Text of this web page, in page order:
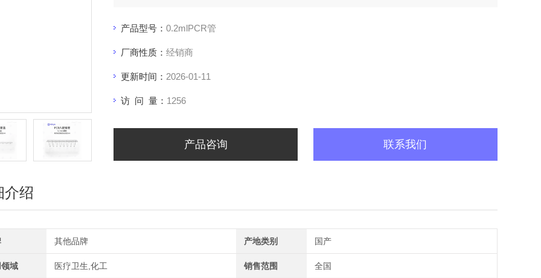
产品型号： 0.2mlPCR管
厂商性质： 经销商
更新时间： 2026-01-11
访 问 量： 1256
产品咨询 联系我们
介绍
其他品牌 产地类别 国产
域 医疗卫生,化工 销售范围 全国